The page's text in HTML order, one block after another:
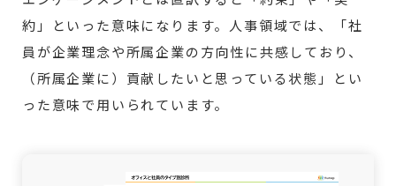
約」といった意味になります。人事領域では、「社
員が企業理念や所属企業の方向性に共感しており、
（所属企業に）貢献したいと思っている状態」とい
った意味で用いられています。